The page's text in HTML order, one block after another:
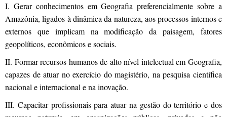
I. Gerar conhecimentos em Geografia preferencialmente sobre a
Amazônia, ligados à dinâmica da natureza, aos processos internos e
externos que implicam na modificação da paisagem, fatores
geopolíticos, econômicos e sociais.
II. Formar recursos humanos de alto nível intelectual em Geografia,
capazes de atuar no exercício do magistério, na pesquisa científica
nacional e internacional e na inovação.
III. Capacitar profissionais para atuar na gestão do território e dos